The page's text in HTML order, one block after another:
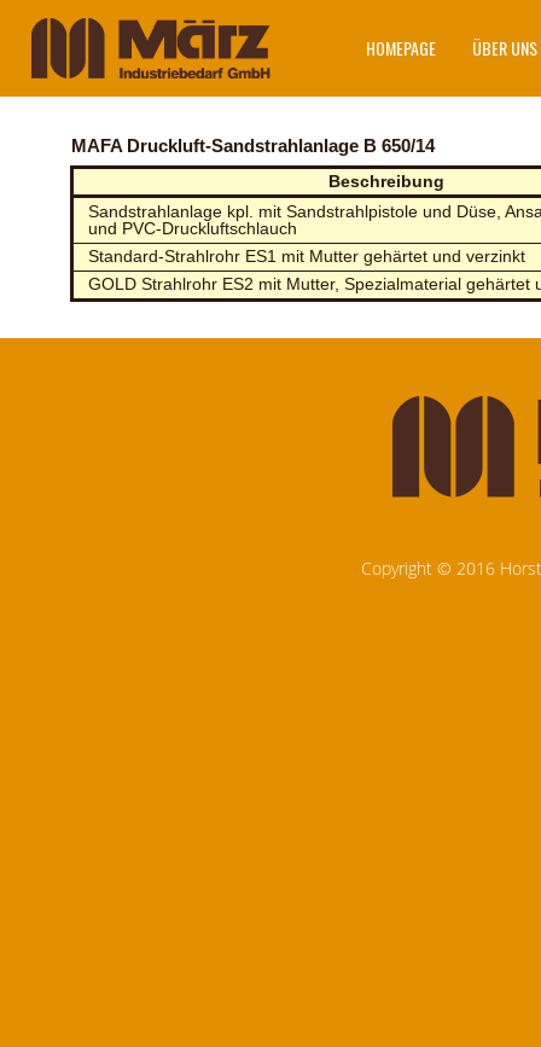
HOMEPAGE ÜBER UNS
MAFA Druckluft-Sandstrahlanlage B 650/14
Beschreibung
Sandstrahlanlage kpl. mit Sandstrahlpistole und Düse,
und PVC-Druckluftschlauch
Standard-Strahlrohr ES1 mit Mutter gehärtet und verzinkt
GOLD Strahlrohr ES2 mit Mutter, Spezialmaterial gehärtet
Copyright © 2016